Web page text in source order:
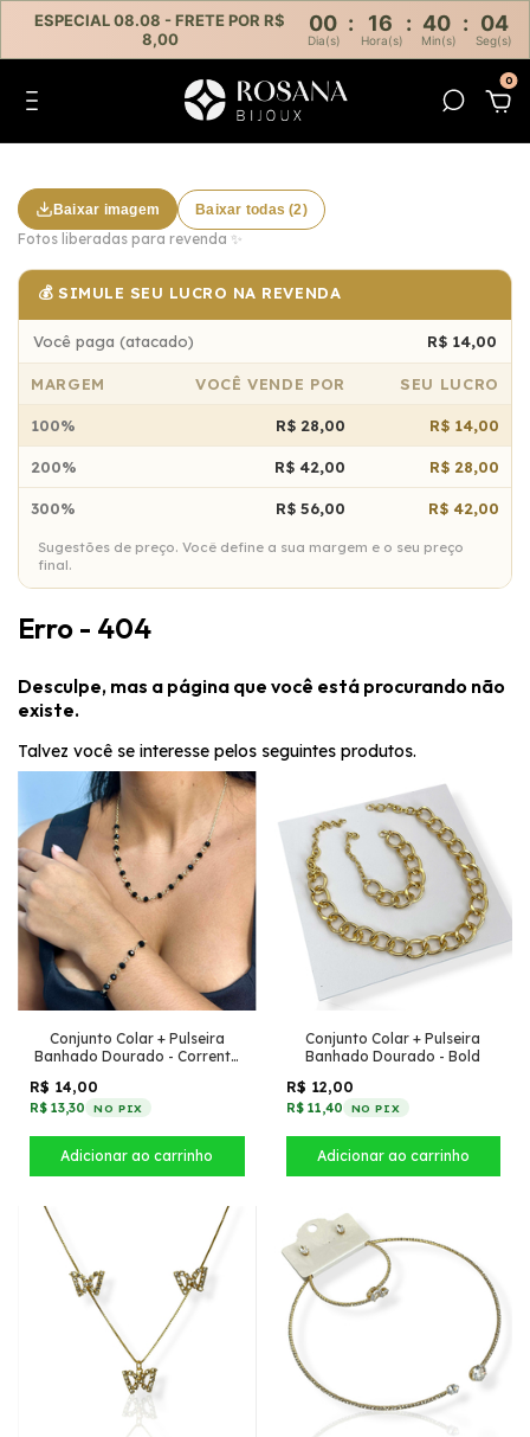
ESPECIAL 08.08 - FRETE POR R$
8,00
00 : 16 : 40 : 04
Dia(s) Hora(s) Min(s) Seg(s)
0
Baixar imagem Baixar todas (2)
Fotos liberadas para revenda ✨
💰 SIMULE SEU LUCRO NA REVENDA
Você paga (atacado) R$ 14,00
MARGEM VOCÊ VENDE POR SEU LUCRO
100% R$ 28,00 R$ 14,00
200% R$ 42,00 R$ 28,00
300% R$ 56,00 R$ 42,00
Sugestões de preço. Você define a sua margem e o seu preço
final.
Erro - 404
Desculpe, mas a página que você está procurando não
existe.
Talvez você se interesse pelos seguintes produtos.
Conjunto Colar + Pulseira
Banhado Dourado - Corrente
R$ 14,00
R$ 13,30 NO PIX
Conjunto Colar + Pulseira
Banhado Dourado - Bold
R$ 12,00
R$ 11,40 NO PIX